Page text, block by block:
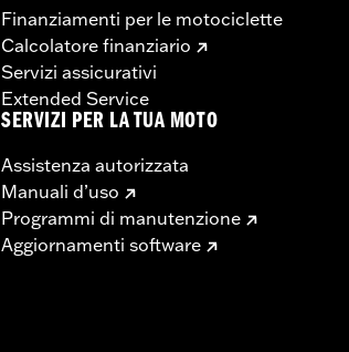
Finanziamenti per le motociclette
Calcolatore finanziario
Servizi assicurativi
Extended Service
SERVIZI PER LA TUA MOTO
Assistenza autorizzata
Manuali d’uso
Programmi di manutenzione
Aggiornamenti software